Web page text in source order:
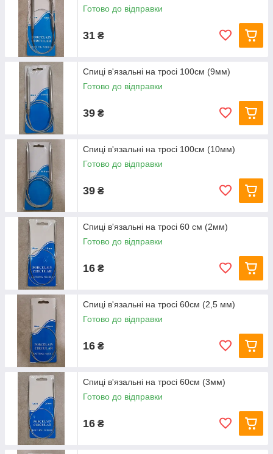
Готово до відправки
31 ₴
Спиці в'язальні на тросі 100см (9мм)
Готово до відправки
39 ₴
Спиці в'язальні на тросі 100см (10мм)
Готово до відправки
39 ₴
Спиці в'язальні на тросі 60 см (2мм)
Готово до відправки
16 ₴
Спиці в'язальні на тросі 60см (2,5 мм)
Готово до відправки
16 ₴
Спиці в'язальні на тросі 60см (3мм)
Готово до відправки
16 ₴